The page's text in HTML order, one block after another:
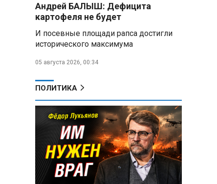
снабжать топливом через
региональных операторов
Беларусь и Россия
усиливают сотрудничество по
развития
Минобороны РФ:
Рыжевка
Строительство крупнейшего
логцентра Wildberries в
Беларуси идет с опережением
графика
Вячеслав Володин:
Андрей БАЛЫШ: Дефицита
картофеля не будет
И посевные площади рапса достигли
исторического максимума
05 августа 2026, 00:34
ПОЛИТИКА